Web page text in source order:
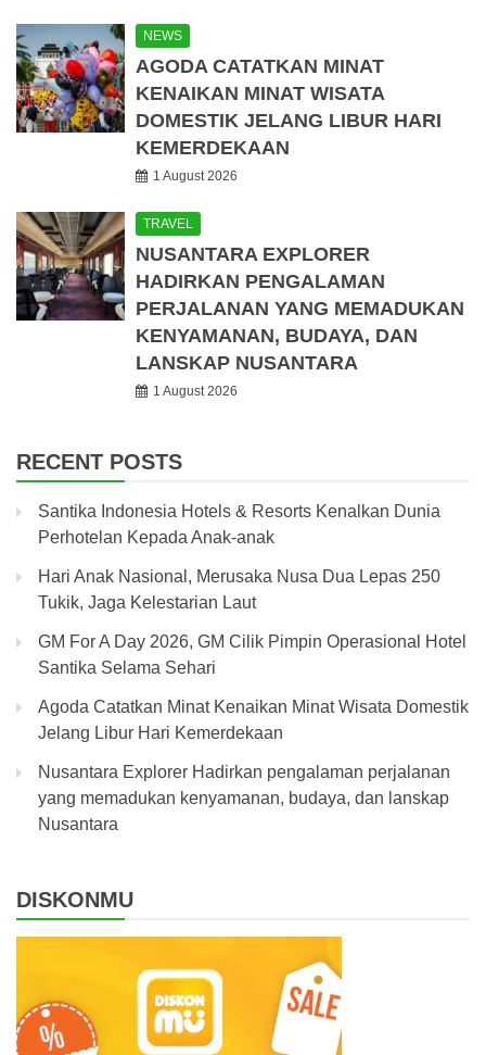
NEWS
AGODA CATATKAN MINAT
KENAIKAN MINAT WISATA
DOMESTIK JELANG LIBUR HARI
KEMERDEKAAN
1 August 2026
TRAVEL
NUSANTARA EXPLORER
HADIRKAN PENGALAMAN
PERJALANAN YANG MEMADUKAN
KENYAMANAN, BUDAYA, DAN
LANSKAP NUSANTARA
1 August 2026
RECENT POSTS
Santika Indonesia Hotels & Resorts Kenalkan Dunia
Perhotelan Kepada Anak-anak
Hari Anak Nasional, Merusaka Nusa Dua Lepas 250
Tukik, Jaga Kelestarian Laut
GM For A Day 2026, GM Cilik Pimpin Operasional Hotel
Santika Selama Sehari
Agoda Catatkan Minat Kenaikan Minat Wisata Domestik
Jelang Libur Hari Kemerdekaan
Nusantara Explorer Hadirkan pengalaman perjalanan
yang memadukan kenyamanan, budaya, dan lanskap
Nusantara
DISKONMU